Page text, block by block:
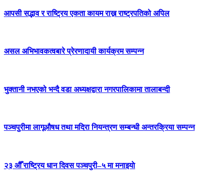
आपसी सद्भाव र राष्ट्रिय एकता कायम राख्न राष्ट्रपतिको अपिल
असल अभिभावकत्वबारे प्रेरणादायी कार्यक्रम सम्पन्न
भुक्तानी नभएको भन्दै वडा अध्यक्षद्वारा नगरपालिकामा तालाबन्दी
पञ्चपुरीमा लागूऔषध तथा मदिरा नियन्त्रण सम्बन्धी अन्तरक्रिया सम्पन्न
२३ औँ राष्ट्रिय धान दिवस पञ्चपुरी–५ मा मनाइयाे